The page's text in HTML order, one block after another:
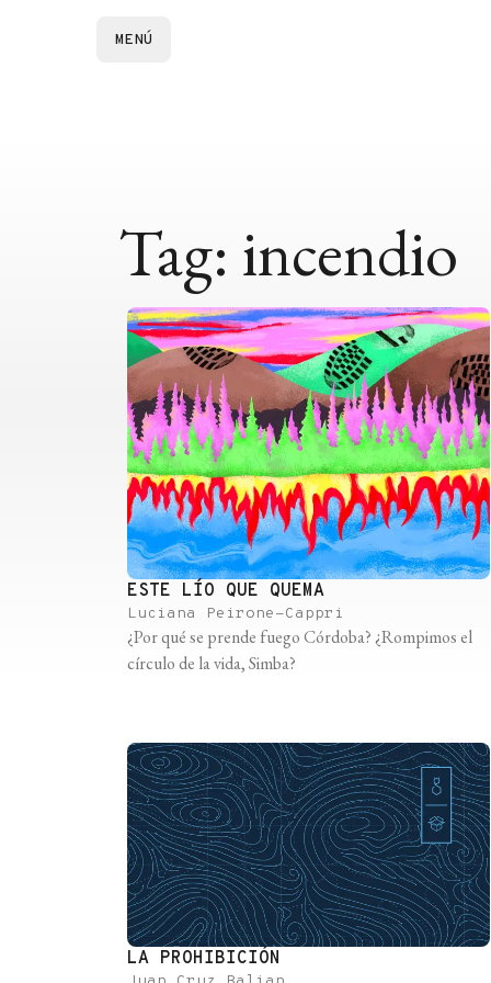
MENÚ
Tag: incendio
ESTE LÍO QUE QUEMA
Luciana Peirone-Cappri
¿Por qué se prende fuego Córdoba? ¿Rompimos el
círculo de la vida, Simba?
LA PROHIBICIÓN